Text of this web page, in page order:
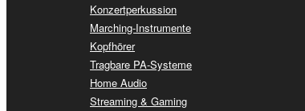
Konzertperkussion
Marching-Instrumente
Kopfhörer
Tragbare PA-Systeme
Home Audio
Streaming & Gaming